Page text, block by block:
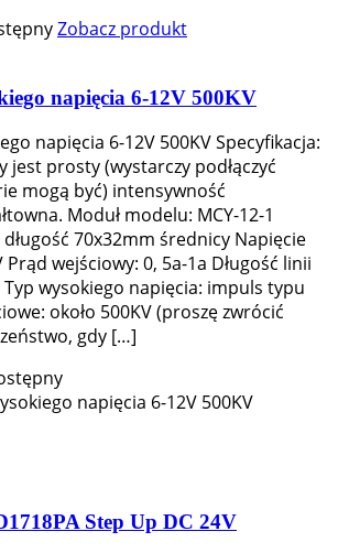
Zobacz produkt
napięcia 6-12V 500KV
napięcia 6-12V 500KV Specyfikacja:
jest prosty (wystarczy podłączyć
mogą być) intensywność
Moduł modelu: MCY-12-1
70x32mm średnicy Napięcie
Prąd wejściowy: 0, 5a-1a Długość linii
wysokiego napięcia: impuls typu
około 500KV (proszę zwrócić
gdy […]
napięcia 6-12V 500KV
Step Up DC 24V